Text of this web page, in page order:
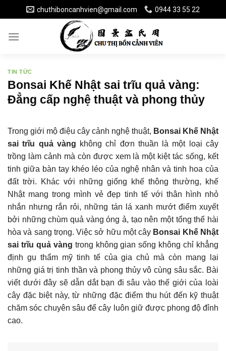
to
content
chuthiboncanhvien@gmail.com 0944 33 55 22
TIN TỨC
Bonsai Khế Nhật sai trĩu quả vàng:
Đẳng cấp nghệ thuật và phong thủy
Trong giới mộ điệu cây cảnh nghệ thuật, Bonsai Khế Nhật
sai trĩu quả vàng không chỉ đơn thuần là một loại cây
trồng làm cảnh mà còn được xem là một kiệt tác sống, kết
tinh giữa bàn tay khéo léo của nghệ nhân và tinh hoa của
đất trời. Khác với những giống khế thông thường, khế
Nhật mang trong mình vẻ đẹp tinh tế với thân hình nhỏ
nhắn nhưng rắn rỏi, những tán lá xanh mướt điểm xuyết
bởi những chùm quả vàng óng ả, tạo nên một tổng thể hài
hòa và sang trọng. Việc sở hữu một cây Bonsai Khế Nhật
sai trĩu quả vàng trong không gian sống không chỉ khẳng
định gu thẩm mỹ tinh tế của gia chủ mà còn mang lại
những giá trị tinh thần và phong thủy vô cùng sâu sắc. Bài
viết dưới đây sẽ dẫn dắt bạn đi sâu vào thế giới của loài
cây đặc biệt này, từ những đặc điểm thu hút đến kỹ thuật
chăm sóc chuyên sâu để cây luôn giữ được phong độ đỉnh
cao.